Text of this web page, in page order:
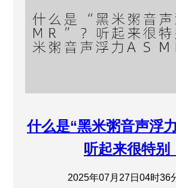
什么是“黑米粥音声浮
听起来很特别
2025年07月27日04时36